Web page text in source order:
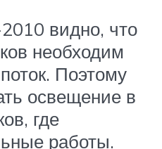
видно, что
необходим
Поэтому
освещение в
где
работы.